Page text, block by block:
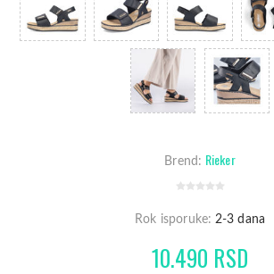
Brend: Rieker
Rok isporuke: 2-3 dana
10.490 RSD